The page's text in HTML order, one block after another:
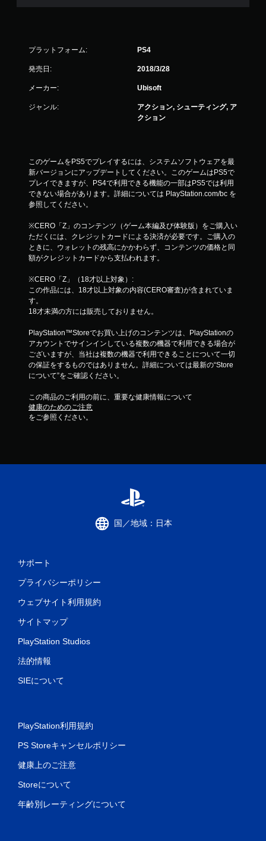
プラットフォーム: PS4
発売日: 2018/3/28
メーカー: Ubisoft
ジャンル:
アクション, シューティング, ア
クション
このゲームをPS5でプレイするには、システムソフトウェアを最
新バージョンにアップデートしてください。このゲームはPS5で
プレイできますが、PS4で利用できる機能の一部はPS5では利用
できない場合があります。詳細については PlayStation.com/bc を
参照してください。
※CERO「Z」のコンテンツ（ゲーム本編及び体験版）をご購入い
ただくには、クレジットカードによる決済が必要です。ご購入の
ときに、ウォレットの残高にかかわらず、コンテンツの価格と同
額がクレジットカードから支払われます。
※CERO「Z」（18才以上対象）:
この作品には、18才以上対象の内容(CERO審査)が含まれていま
す。
18才未満の方には販売しておりません。
PlayStation™Storeでお買い上げのコンテンツは、PlayStationの
アカウントでサインインしている複数の機器で利用できる場合が
ございますが、当社は複数の機器で利用できることについて一切
の保証をするものではありません。詳細については最新の“Store
について”をご確認ください。
この商品のご利用の前に、重要な健康情報について
健康のためのご注意
をご参照ください。
国／地域：日本
サポート
プライバシーポリシー
ウェブサイト利用規約
サイトマップ
PlayStation Studios
法的情報
SIEについて
PlayStation利用規約
PS Storeキャンセルポリシー
健康上のご注意
Storeについて
年齢別レーティングについて